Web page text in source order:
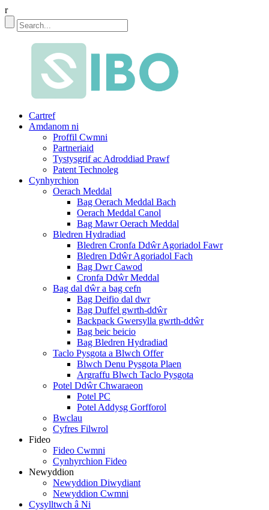
r
Cartref
Amdanom ni
Proffil Cwmni
Partneriaid
Tystysgrif ac Adroddiad Prawf
Patent Technoleg
Cynhyrchion
Oerach Meddal
Bag Oerach Meddal Bach
Oerach Meddal Canol
Bag Mawr Oerach Meddal
Bledren Hydradiad
Bledren Cronfa Ddŵr Agoriadol Fawr
Bledren Ddŵr Agoriadol Fach
Bag Dwr Cawod
Cronfa Ddŵr Meddal
Bag dal dŵr a bag cefn
Bag Deifio dal dwr
Bag Duffel gwrth-ddŵr
Backpack Gwersylla gwrth-ddŵr
Bag beic beicio
Bag Bledren Hydradiad
Taclo Pysgota a Blwch Offer
Blwch Denu Pysgota Plaen
Argraffu Blwch Taclo Pysgota
Potel Ddŵr Chwaraeon
Potel PC
Potel Addysg Gorfforol
Bwclau
Cyfres Filwrol
Fideo
Fideo Cwmni
Cynhyrchion Fideo
Newyddion
Newyddion Diwydiant
Newyddion Cwmni
Cysylltwch â Ni